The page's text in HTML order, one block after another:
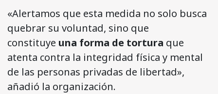
«Alertamos que esta medida no solo busca
quebrar su voluntad, sino que
constituye una forma de tortura que
atenta contra la integridad física y mental
de las personas privadas de libertad»,
añadió la organización.